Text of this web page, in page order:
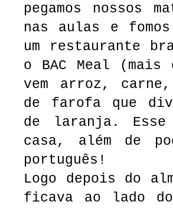
pegamos nossos
nas aulas e
um restaurante
o BAC Meal (mais
vem arroz,
de farofa que
de laranja.
casa, além de
português!
Logo depois do
ficava ao lado